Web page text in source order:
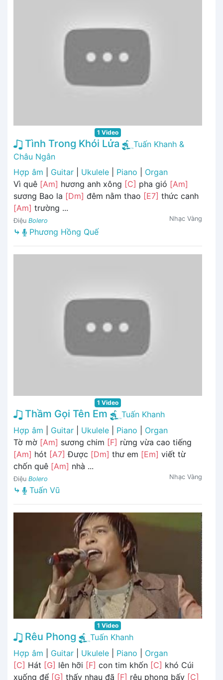
1 Video
Tình Trong Khói Lửa
Tuấn Khanh &
Châu Ngân
Hợp âm
Guitar Ukulele Piano
Organ
Vì quê [Am] hương anh xông [C] pha gió [Am]
sương Bao la [Dm] đêm nằm thao [E7] thức canh
[Am] trường ...
Điệu Bolero Nhạc Vàng
⤷ Phương Hồng Quế
1 Video
Thầm Gọi Tên Em
Tuấn Khanh
Hợp âm
Guitar Ukulele Piano
Organ
Tờ mờ [Am] sương chim [F] rừng vừa cao tiếng
[Am] hót [A7] Được [Dm] thư em [Em] viết từ
chốn quê [Am] nhà ...
Điệu Bolero Nhạc Vàng
⤷ Tuấn Vũ
1 Video
Rêu Phong
Tuấn Khanh
Hợp âm
Guitar Ukulele Piano
Organ
[C] Hát [G] lên hỡi [F] con tim khốn [C] khó Cúi
xuống để [G] thấy nhau đã [F] rêu phong bấy [C]